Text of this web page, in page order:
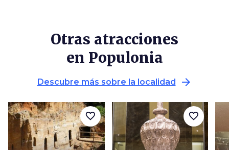
Otras atracciones
en Populonia
Descubre más sobre la localidad arrow_forward
favorite_border favorite_border